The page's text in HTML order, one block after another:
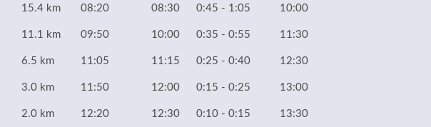
15.4 km 08:20 08:30 0:45 - 1:05 10:00
11.1 km 09:50 10:00 0:35 - 0:55 11:30
6.5 km 11:05 11:15 0:25 - 0:40 12:30
3.0 km 11:50 12:00 0:15 - 0:25 13:00
2.0 km 12:20 12:30 0:10 - 0:15 13:30